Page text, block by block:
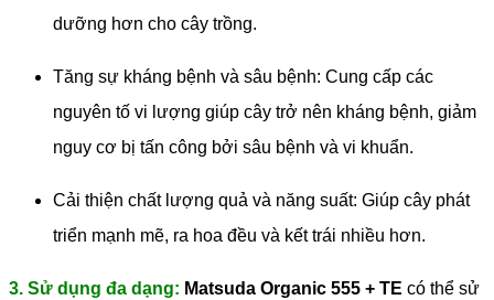
dưỡng hơn cho cây trồng.
Tăng sự kháng bệnh và sâu bệnh: Cung cấp các
nguyên tố vi lượng giúp cây trở nên kháng bệnh, giảm
nguy cơ bị tấn công bởi sâu bệnh và vi khuẩn.
Cải thiện chất lượng quả và năng suất: Giúp cây phát
triển mạnh mẽ, ra hoa đều và kết trái nhiều hơn.
3. Sử dụng đa dạng: Matsuda Organic 555 + TE có thể sử